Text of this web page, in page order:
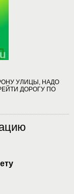
УЛИЦЫ, НАДО
ДОРОГУ ПО